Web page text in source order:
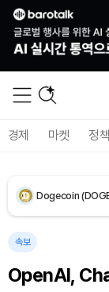
경제 마켓 정책
XRP (XRP)
Dogecoin
속보
OpenAI,